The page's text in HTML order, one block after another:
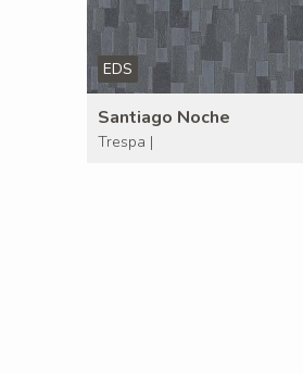
EDS
Santiago Noche
Trespa |